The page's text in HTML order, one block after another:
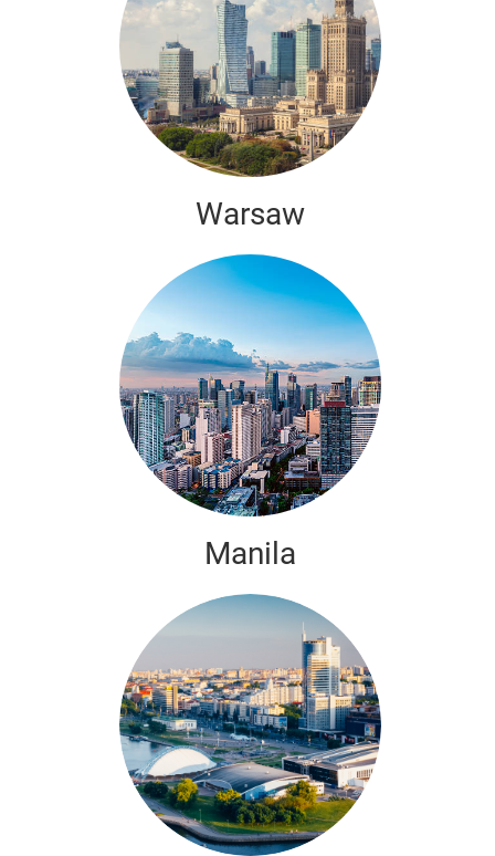
Warsaw
Manila